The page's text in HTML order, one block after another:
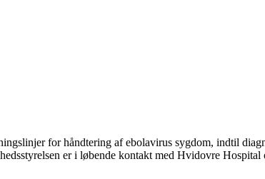
for håndtering af ebolavirus sygdom, indtil
er i løbende kontakt med Hvidovre